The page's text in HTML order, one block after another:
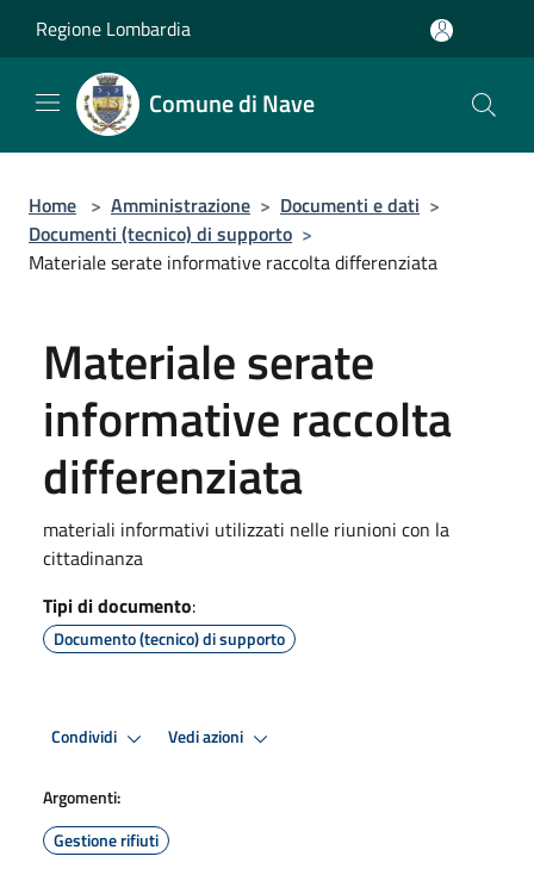
Regione Lombardia
Comune di Nave
Home > Amministrazione > Documenti e dati >
Documenti (tecnico) di supporto >
Materiale serate informative raccolta differenziata
Materiale serate
informative raccolta
differenziata
materiali informativi utilizzati nelle riunioni con la
cittadinanza
Tipi di documento:
Documento (tecnico) di supporto
Condividi Vedi azioni
Argomenti:
Gestione rifiuti